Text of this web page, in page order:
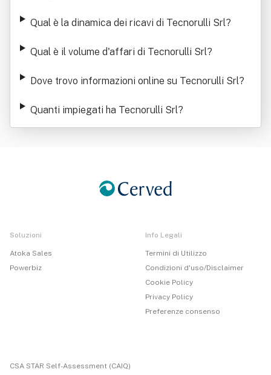
Qual è la dinamica dei ricavi di Tecnorulli Srl?
Qual è il volume d'affari di Tecnorulli Srl?
Dove trovo informazioni online su Tecnorulli Srl?
Quanti impiegati ha Tecnorulli Srl?
Soluzioni
Atoka Sales
Powerbiz
Info Legali
Termini di Utilizzo
Condizioni d'uso/Disclaimer
Cookie Policy
Privacy Policy
Preferenze consenso
CSA STAR Self-Assessment (CAIQ)